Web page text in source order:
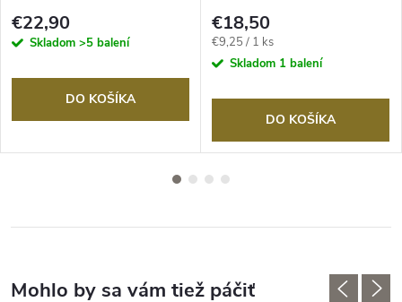
€22,90
Skladom >5 balení
DO KOŠÍKA
€18,50
Jednotková
cena:
€9,25 / 1 ks
Skladom 1 balení
DO KOŠÍKA